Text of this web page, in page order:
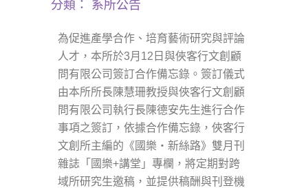
分類： 系所公告
為促進產學合作、培育藝術研究與評論
人才，本所於3月12日與俠客行文創顧
問有限公司簽訂合作備忘錄。簽訂儀式
由本所所長陳慧珊教授與俠客行文創顧
問有限公司執行長陳德安先生進行合作
事項之簽訂，依據合作備忘錄，俠客行
文創所主編的《國樂‧新絲路》雙月刊
雜誌「國樂+講堂」專欄，將定期對跨
域所研究生邀稿，並提供稿酬與刊登機